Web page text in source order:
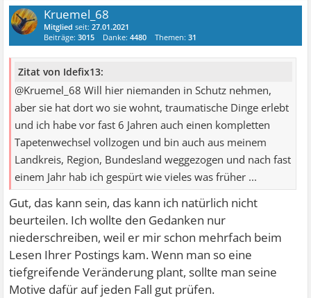
Kruemel_68
Mitglied seit:27.01.2021
Beiträge:3015 Danke:4480 Themen:31
Zitat von Idefix13:
@Kruemel_68 Will hier niemanden in Schutz nehmen,
aber sie hat dort wo sie wohnt, traumatische Dinge erlebt
und ich habe vor fast 6 Jahren auch einen kompletten
Tapetenwechsel vollzogen und bin auch aus meinem
Landkreis, Region, Bundesland weggezogen und nach fast
einem Jahr hab ich gespürt wie vieles was früher ...
Gut, das kann sein, das kann ich natürlich nicht
beurteilen. Ich wollte den Gedanken nur
niederschreiben, weil er mir schon mehrfach beim
Lesen Ihrer Postings kam. Wenn man so eine
tiefgreifende Veränderung plant, sollte man seine
Motive dafür auf jeden Fall gut prüfen.